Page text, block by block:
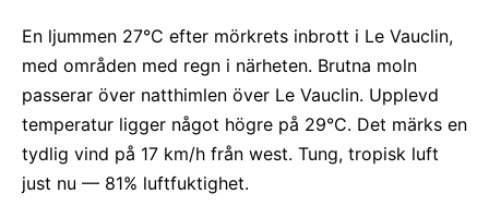
En ljummen 27°C efter mörkrets inbrott i Le Vauclin,
med områden med regn i närheten. Brutna moln
passerar över natthimlen över Le Vauclin. Upplevd
temperatur ligger något högre på 29°C. Det märks en
tydlig vind på 17 km/h från west. Tung, tropisk luft
just nu — 81% luftfuktighet.